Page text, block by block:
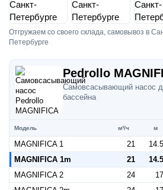
Отгружаем со своего склада, самовывоз в
Петербурге
Pedrollo
Самовсасывающий насос
бассейна
Модель м³/ч м
MAGNIFICA 1 21 14.5
MAGNIFICA 1m
21 14.5
MAGNIFICA 2
24 17